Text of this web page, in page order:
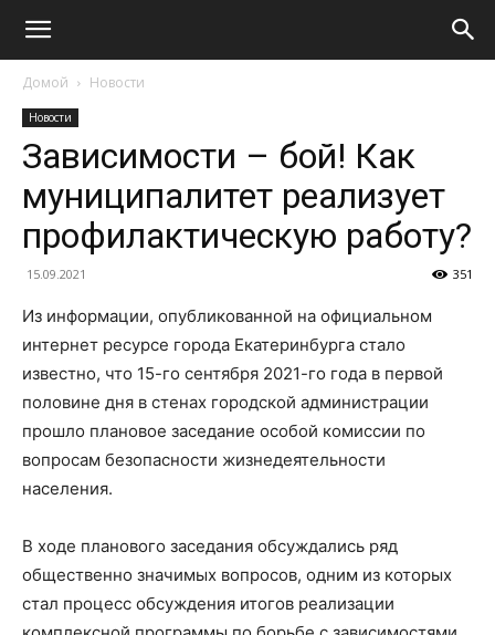
Домой Новости
Новости
Зависимости – бой! Как
муниципалитет реализует
профилактическую работу?
15.09.2021 351
Из информации, опубликованной на официальном
интернет ресурсе города Екатеринбурга стало
известно, что 15-го сентября 2021-го года в первой
половине дня в стенах городской администрации
прошло плановое заседание особой комиссии по
вопросам безопасности жизнедеятельности
населения.
В ходе планового заседания обсуждались ряд
общественно значимых вопросов, одним из которых
стал процесс обсуждения итогов реализации